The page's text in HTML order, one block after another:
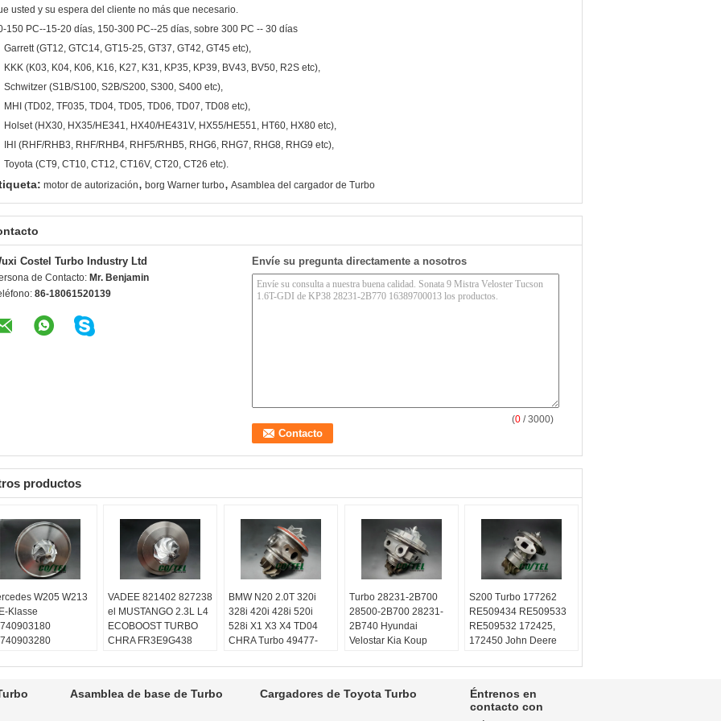
usted y su espera del cliente no más que necesario.
150 PC--15-20 días, 150-300 PC--25 días, sobre 300 PC -- 30 días
Garrett (GT12, GTC14, GT15-25, GT37, GT42, GT45 etc),
KKK (K03, K04, K06, K16, K27, K31, KP35, KP39, BV43, BV50, R2S etc),
Schwitzer (S1B/S100, S2B/S200, S300, S400 etc),
MHI (TD02, TF035, TD04, TD05, TD06, TD07, TD08 etc),
Holset (HX30, HX35/HE341, HX40/HE431V, HX55/HE551, HT60, HX80 etc),
IHI (RHF/RHB3, RHF/RHB4, RHF5/RHB5, RHG6, RHG7, RHG8, RHG9 etc),
Toyota (CT9, CT10, CT12, CT16V, CT20, CT26 etc).
motor de autorización, borg Warner turbo, Asamblea del cargador de Turbo
Costel Turbo Industry Ltd
de Contacto: Mr. Benjamin
86-18061520139
Envíe su pregunta directamente a nosotros
(0 / 3000)
productos
W205 W213
Klasse
de Turbo o
VADEE 821402 827238
el MUSTANGO 2.3L L4
ECOBOOST TURBO
CHRA FR3E9G438
Equilibrado:Técnicas
máquina del schenck
BMW N20 2.0T 320i
328i 420i 428i 520i
528i X1 X3 X4 TD04
CHRA Turbo 49477-
Equilibrado:Técnicas
máquina del schenck
Turbo 28231-2B700
28500-2B700 28231-
2B740 Hyundai
Velostar Kia Koup
53039980306
Equilibrado:Técnicas
S200 Turbo 177262
RE509434 RE509533
RE509532 172425,
172450 John Deere
el motor 6068H
VSR de Turbo o
máquina del schenck
Asamblea de base de Turbo Cargadores de Toyota Turbo
Éntrenos en
contacto con